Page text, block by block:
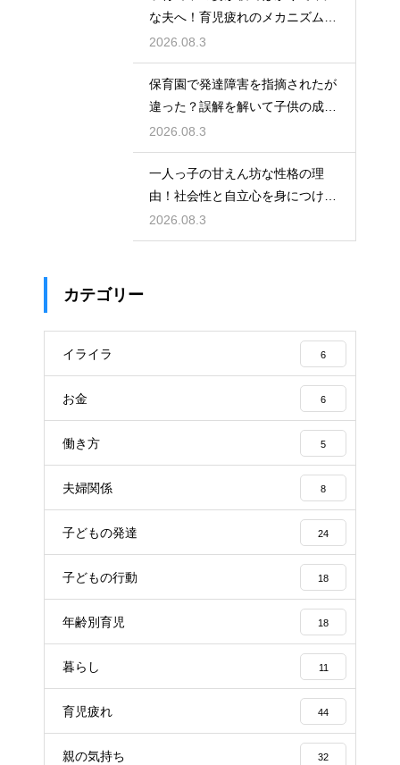
な夫へ！育児疲れのメカニズムを
理解する
2026.08.3
保育園で発達障害を指摘されたが
違った？誤解を解いて子供の成長
を見守る
2026.08.3
一人っ子の甘えん坊な性格の理
由！社会性と自立心を身につけさ
せる接し方
2026.08.3
カテゴリー
イライラ 6
お金 6
働き方 5
夫婦関係 8
子どもの発達 24
子どもの行動 18
年齢別育児 18
暮らし 11
育児疲れ 44
親の気持ち 32